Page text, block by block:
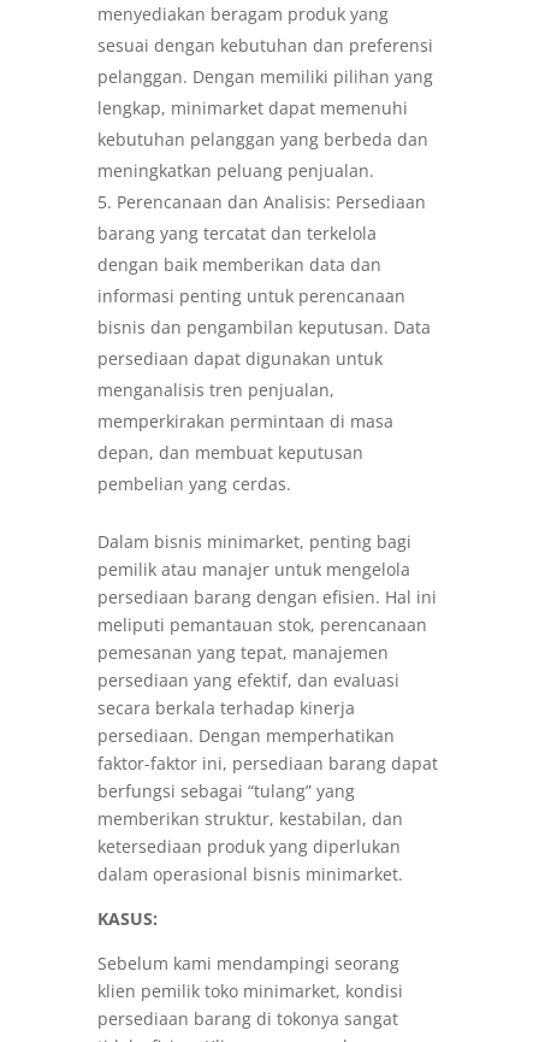
menyediakan beragam produk yang
sesuai dengan kebutuhan dan preferensi
pelanggan. Dengan memiliki pilihan yang
lengkap, minimarket dapat memenuhi
kebutuhan pelanggan yang berbeda dan
meningkatkan peluang penjualan.
Perencanaan dan Analisis: Persediaan
barang yang tercatat dan terkelola
dengan baik memberikan data dan
informasi penting untuk perencanaan
bisnis dan pengambilan keputusan. Data
persediaan dapat digunakan untuk
menganalisis tren penjualan,
memperkirakan permintaan di masa
depan, dan membuat keputusan
pembelian yang cerdas.
Dalam bisnis minimarket, penting bagi
pemilik atau manajer untuk mengelola
persediaan barang dengan efisien. Hal ini
meliputi pemantauan stok, perencanaan
pemesanan yang tepat, manajemen
persediaan yang efektif, dan evaluasi
secara berkala terhadap kinerja
persediaan. Dengan memperhatikan
faktor-faktor ini, persediaan barang dapat
berfungsi sebagai “tulang” yang
memberikan struktur, kestabilan, dan
ketersediaan produk yang diperlukan
dalam operasional bisnis minimarket.
KASUS:
Sebelum kami mendampingi seorang
klien pemilik toko minimarket, kondisi
persediaan barang di tokonya sangat